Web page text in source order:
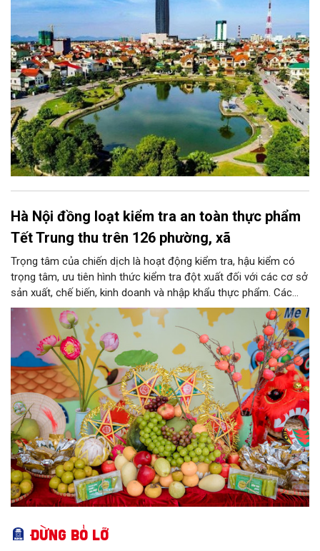
đoạn.
Hà Nội đồng loạt kiểm tra an toàn thực phẩm
Tết Trung thu trên 126 phường, xã
Trọng tâm của chiến dịch là hoạt động kiểm tra, hậu kiểm có
trọng tâm, ưu tiên hình thức kiểm tra đột xuất đối với các cơ sở
sản xuất, chế biến, kinh doanh và nhập khẩu thực phẩm. Các
nhóm mặt hàng tiêu thụ mạnh như bánh Trung thu, bánh mứt
kẹo, rượu, bia, nước giải khát, phụ gia thực phẩm...
Đừng bỏ lỡ